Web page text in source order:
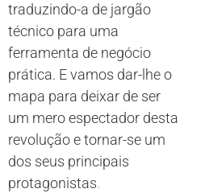
traduzindo-a de jargão
técnico para uma
ferramenta de negócio
prática. E vamos dar-lhe o
mapa para deixar de ser
um mero espectador desta
revolução e tornar-se um
dos seus principais
protagonistas.